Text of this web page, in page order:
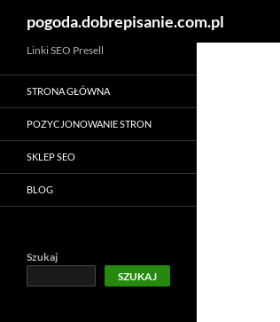
pogoda.dobrepisanie.com.pl
Linki SEO Presell
STRONA GŁÓWNA
POZYCJONOWANIE STRON
SKLEP SEO
BLOG
Szukaj
SZUKAJ